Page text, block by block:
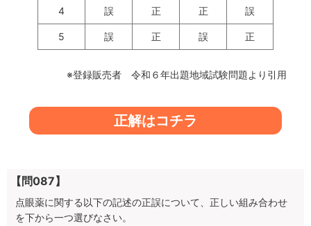
4 誤 正 正 誤
5 誤 正 誤 正
※登録販売者 令和６年出題地域試験問題より引用
正解はコチラ
【問087】
点眼薬に関する以下の記述の正誤について、正しい組み合わせ
を下から一つ選びなさい。